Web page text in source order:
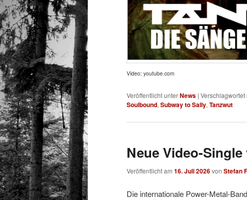
Video: youtube.com
Veröffentlicht unterNews | Verschlagwortet
Soulbound,Subway to Sally,Tanzwut
Neue Video-
Veröffentlicht am 16. Juli 2026von Stefan
Die internationale Power-Metal-